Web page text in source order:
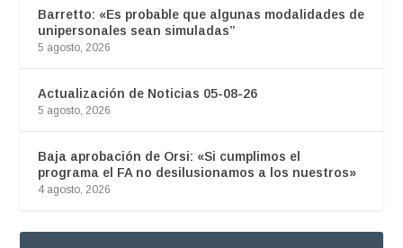
Barretto: «Es probable que algunas modalidades de
unipersonales sean simuladas”
5 agosto, 2026
Actualización de Noticias 05-08-26
5 agosto, 2026
Baja aprobación de Orsi: «Si cumplimos el
programa el FA no desilusionamos a los nuestros»
4 agosto, 2026